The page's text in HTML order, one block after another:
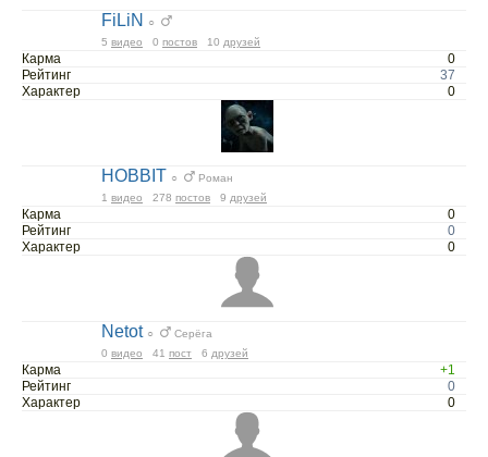
FiLiN
○
5 видео 0 постов 10 друзей
Карма
0
Рейтинг
37
Характер
0
HOBBIT ○
Роман
1 видео 278 постов 9 друзей
Карма
0
Рейтинг
0
Характер
0
Netot ○
Серёга
0 видео 41 пост 6 друзей
Карма
+1
Рейтинг
0
Характер
0